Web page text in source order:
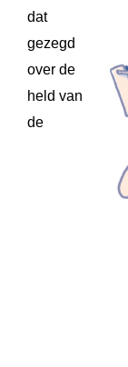
dat
gezegd
over de
held van
de